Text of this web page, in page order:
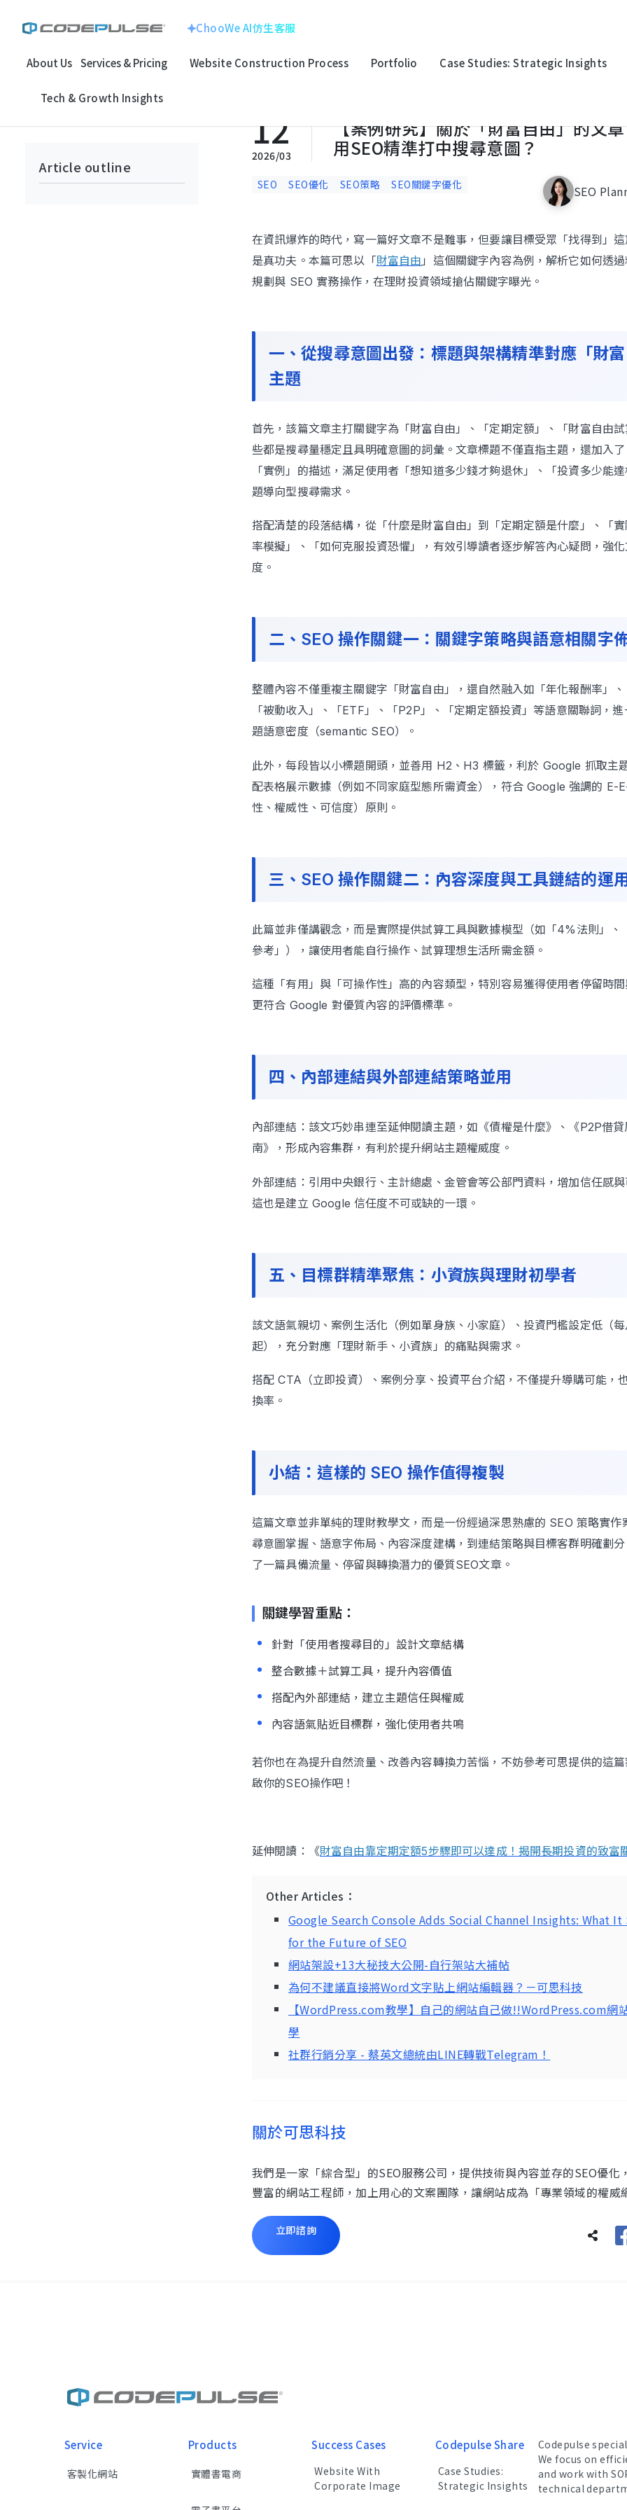
ChooWe AI仿生客服
About Us Services & Pricing Website Construction Process Portfolio Case Studies: Strategic Insights
Tech & Growth Insights
Corporate Image
Multinational Corporation
龍銓集團
Multinational Corporation
上詮光纖
Electronic Technology
百揚資訊
Electronic Technology
迎廣科技 台灣波
ChooWe AI仿生客服
Website Construction Process
HomeCase Studies: Strategic InsightsSEO Case Studies【案例研究】關於「財富自由」的文章，如何用SEO精準打中搜尋意圖？
Article outline
12
2026/03
【案例研究】關於「財富自由」的文
用SEO精準打中搜尋意圖？
SEO SEO優化 SEO策略 SEO關鍵字優化 SEO
在資訊爆炸的時代，寫一篇好文章不是難事，但要讓目標受眾「找得到」
是真功夫。本篇可思以「財富自由 」這個關鍵字內容為例，解析它如何透
規劃與 SEO 實務操作，在理財投資領域搶佔關鍵字曝光。
一、從搜尋意圖出發：標題與架構精準對應「財富
主題
首先，該篇文章主打關鍵字為「財富自由」、「定期定額」、「財富自由
些都是搜尋量穩定且具明確意圖的詞彙。文章標題不僅直指主題，還加入
「實例」的描述，滿足使用者「想知道多少錢才夠退休」、「投資多少能
題導向型搜尋需求。
搭配清楚的段落結構，從「什麼是財富自由」到「定期定額是什麼」、「
率模擬」、「如何克服投資恐懼」，有效引導讀者逐步解答內心疑問，強
度。
二、SEO 操作關鍵一：關鍵字策略與語意相關字
整體內容不僅重複主關鍵字「財富自由」，還自然融入如「年化報酬率」、
「被動收入」、「ETF」、「P2P」、「定期定額投資」等語意關聯詞，
題語意密度（semantic SEO）。
此外，每段皆以小標題開頭，並善用 H2、H3 標籤，利於 Google 抓取主
配表格展示數據（例如不同家庭型態所需資金），符合 Google 強調的 E-
性、權威性、可信度）原則。
三、SEO 操作關鍵二：內容深度與工具鏈結的運
此篇並非僅講觀念，而是實際提供試算工具與數據模型（如「4%法則」、
參考」），讓使用者能自行操作、試算理想生活所需金額。
這種「有用」與「可操作性」高的內容類型，特別容易獲得使用者停留時
更符合 Google 對優質內容的評價標準。
四、內部連結與外部連結策略並用
內部連結：該文巧妙串連至延伸閱讀主題，如《債權是什麼》、《P2P借
南》，形成內容集群，有利於提升網站主題權威度。
外部連結：引用中央銀行、主計總處、金管會等公部門資料，增加信任感與
這也是建立 Google 信任度不可或缺的一環。
五、目標群精準聚焦：小資族與理財初學者
該文語氣親切、案例生活化（例如單身族、小家庭）、投資門檻設定低（
起），充分對應「理財新手、小資族」的痛點與需求。
搭配 CTA（立即投資）、案例分享、投資平台介紹，不僅提升導購可能，
換率。
小結：這樣的 SEO 操作值得複製
這篇文章並非單純的理財教學文，而是一份經過深思熟慮的 SEO 策略實作
尋意圖掌握、語意字佈局、內容深度建構，到連結策略與目標客群明確劃
了一篇具備流量、停留與轉換潛力的優質SEO文章。
關鍵學習重點：
針對「使用者搜尋目的」設計文章結構
整合數據＋試算工具，提升內容價值
搭配內外部連結，建立主題信任與權威
內容語氣貼近目標群，強化使用者共鳴
若你也在為提升自然流量、改善內容轉換力苦惱，不妨參考可思提供的這
啟你的SEO操作吧！
延伸閱讀：《財富自由靠定期定額5步驟即可以達成！揭開長期投資的致富
Other Articles：
Google Search Console Adds Social Channel Insights: What It
for the Future of SEO
網站架設+13大秘技大公開-自行架站大補帖
為何不建議直接將Word文字貼上網站編輯器？－可思科技
【WordPress.com教學】自己的網站自己做!!WordPress.com網
學
社群行銷分享 - 蔡英文總統由LINE轉戰Telegram！
關於可思科技
我們是一家「綜合型」的SEO服務公司，提供技術與內容並存的SEO優化
豐富的網站工程師，加上用心的文案團隊，讓網站成為「專業領域的權威
立即諮詢
Service
客製化網站
Products
實體書電商
Success Cases
Website With
Corporate Image
Codepulse Share
Case Studies:
Strategic Insights
Codepulse
We focus on
and work with
technical